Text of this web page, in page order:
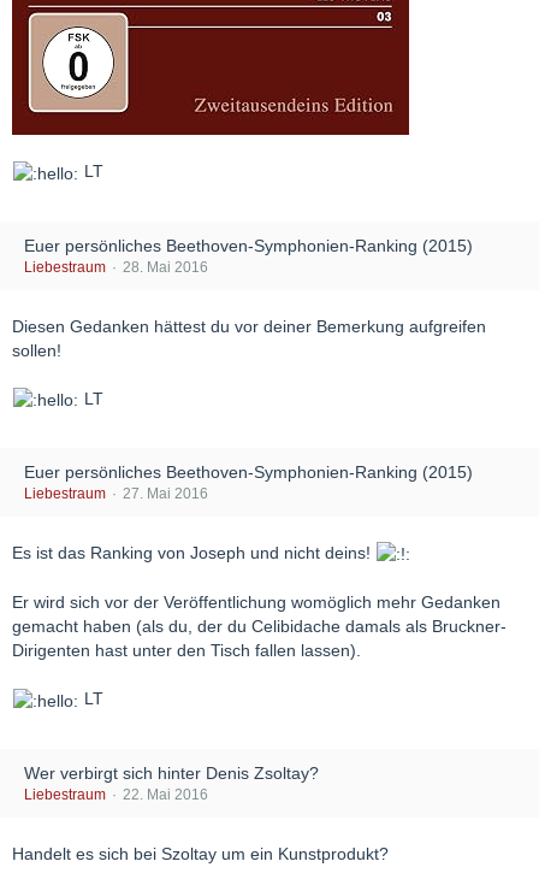
LT
Euer persönliches Beethoven-Symphonien-Ranking (2015)
Liebestraum 28. Mai 2016
Diesen Gedanken hättest du vor deiner Bemerkung aufgreifen
sollen!
LT
Euer persönliches Beethoven-Symphonien-Ranking (2015)
Liebestraum 27. Mai 2016
Es ist das Ranking von Joseph und nicht deins!
Er wird sich vor der Veröffentlichung womöglich mehr Gedanken
gemacht haben (als du, der du Celibidache damals als Bruckner-
Dirigenten hast unter den Tisch fallen lassen).
LT
Wer verbirgt sich hinter Denis Zsoltay?
Liebestraum 22. Mai 2016
Handelt es sich bei Szoltay um ein Kunstprodukt?